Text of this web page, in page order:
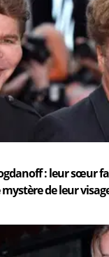
: leur sœur
de leur